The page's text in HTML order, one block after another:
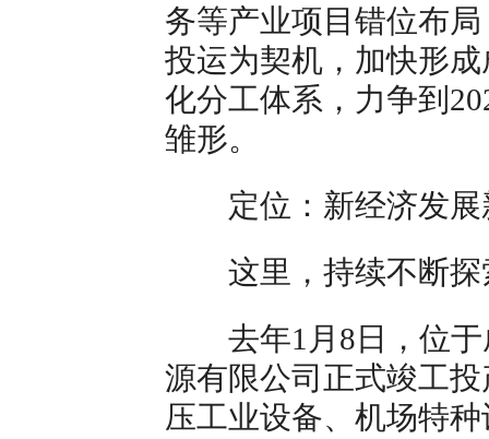
务等产业项目错位布
投运为契机，加快形
化分工体系，力争到
雏形。
定位：新经济发展
这里，持续不断探
去年1月8日，位于
源有限公司正式竣工
压工业设备、机场特